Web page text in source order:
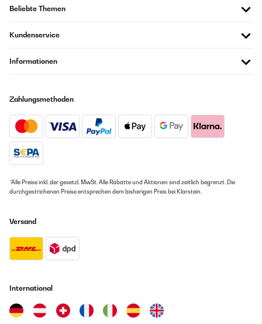
Beliebte Themen
Kundenservice
Informationen
Zahlungsmethoden
*Alle Preise inkl. der gesetzl. MwSt. Alle Rabatte und Aktionen sind zeitlich begrenzt. Die
durchgestrichenen Preise entsprechen dem bisherigen Preis bei Klarstein.
Versand
International